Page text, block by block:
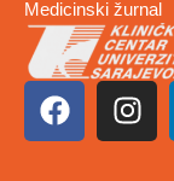
Medicinski žurnal